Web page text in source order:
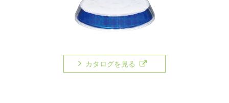
カタログを見る